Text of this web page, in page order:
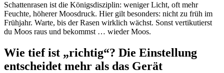
Schattenrasen ist die Königsdisziplin: weniger Licht, oft mehr
Feuchte, höherer Moosdruck. Hier gilt besonders: nicht zu früh im
Frühjahr. Warte, bis der Rasen wirklich wächst. Sonst vertikutierst
du Moos raus und bekommst … wieder Moos.
Wie tief ist „richtig“? Die Einstellung
entscheidet mehr als das Gerät